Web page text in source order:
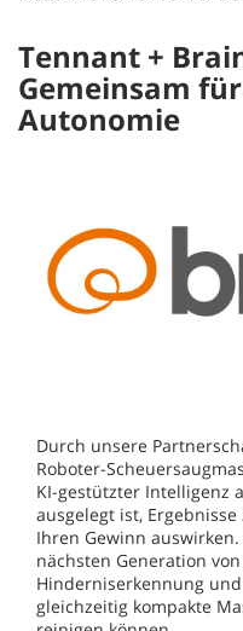
Tennant +
Gemeinsam
Autonomie
Durch unsere
Roboter-
KI-gestützter Intelligenz
ausgelegt ist,
Ihren Gewinn
nächsten Generation
Hinderniserkennung
gleichzeitig kompakte